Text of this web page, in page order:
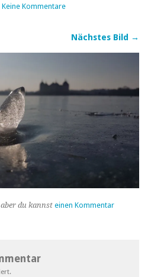
Keine Kommentare
Nächstes Bild →
du kannst einen Kommentar